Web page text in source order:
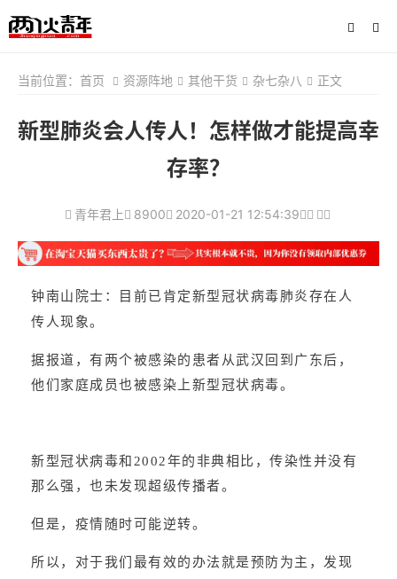
当前位置： 首页 资源阵地 其他干货 杂七杂八 正文
新型肺炎会人传人！怎样做才能提高幸
存率？
青年君上 8900 2020-01-21 12:54:39
钟南山院士：目前已肯定新型冠状病毒肺炎存在人
传人现象。
据报道，有两个被感染的患者从武汉回到广东后 ，
他们家庭成员也被感染上新型冠状病毒。
新型冠状病毒和2002年的非典相比，传染性并没有
那么强，也未发现超级传播者。
但是，疫情随时可能逆转。
所以，对于我们最有效的办法就是预防为主，发现